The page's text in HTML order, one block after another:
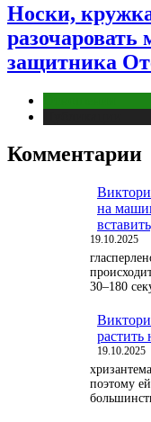
Носки,
защитника
Комментарии
на
19.10.2025
30–180
растить
19.10.2025
поэтому